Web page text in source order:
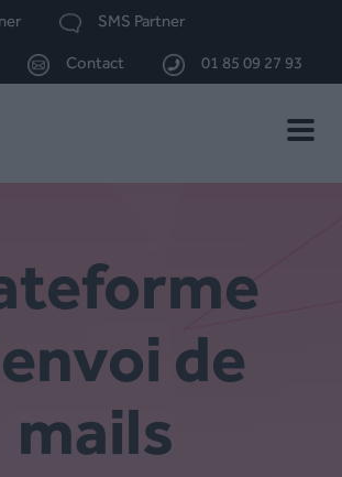
SMS Partner
Contact 01 85 09 27 93
Toggle
de
mails